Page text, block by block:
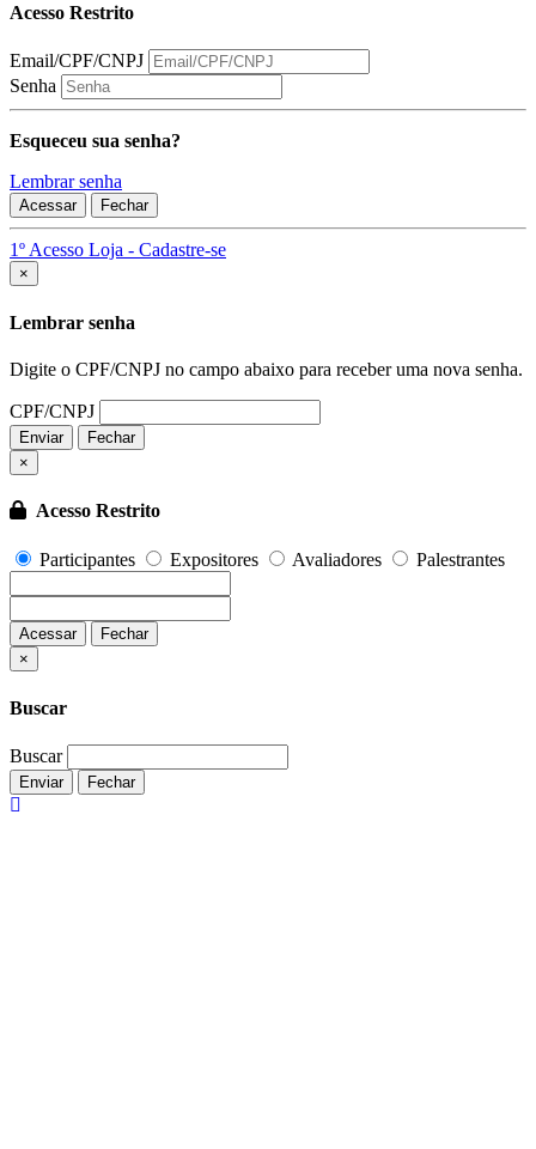
Acesso Restrito
Email/CPF/CNPJ
Senha
Esqueceu sua senha?
Lembrar senha
Acessar Fechar
1º Acesso Loja - Cadastre-se
×
Lembrar senha
Digite o CPF/CNPJ no campo abaixo para receber uma nova senha.
CPF/CNPJ
Enviar
Fechar
×
Acesso Restrito
Participantes Expositores Avaliadores Palestrantes
Acessar
Fechar
×
Buscar
Buscar
Enviar Fechar